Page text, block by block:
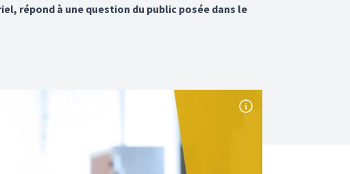
répond à une question du public posée dans le